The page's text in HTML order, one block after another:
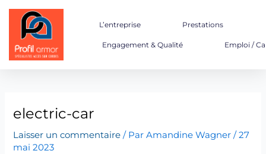
Aller
contenu
L’entreprise Prestations
Engagement & Qualité Emploi /
electric-car
Laisser un commentaire / ParAmandine Wagner/27
mai 2023